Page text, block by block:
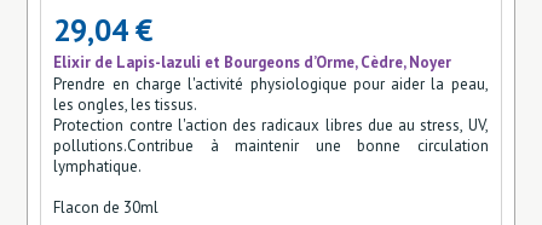
29,04 €
Elixir de Lapis-lazuli et Bourgeons d’Orme, Cèdre, Noyer
Prendre en charge l'activité physiologique pour aider la peau,
les ongles, les tissus.
Protection contre l'action des radicaux libres due au stress, UV,
pollutions.Contribue à maintenir une bonne circulation
lymphatique.
Flacon de 30ml